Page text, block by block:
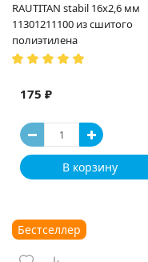
RAUTITAN stabil 16х2,6 мм
11301211100 из сшитого
полиэтилена
175 ₽
В корзину
Бестселлер